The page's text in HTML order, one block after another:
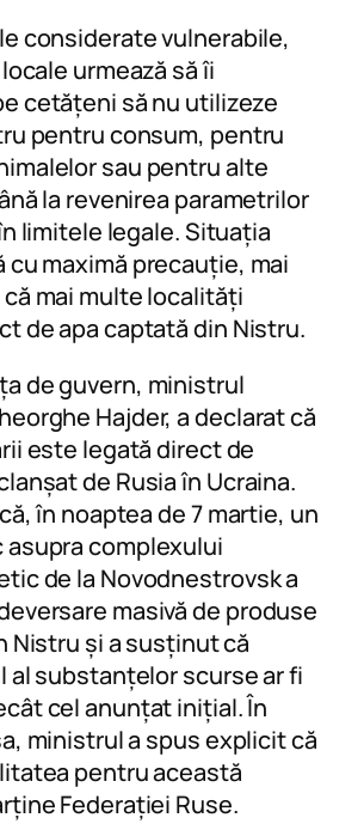
considerate vulnerabile,
urmează să îi
cetățeni să nu utilizeze
pentru consum, pentru
sau pentru alte
la revenirea parametrilor
limitele legale. Situația
maximă precauție, mai
mai multe localități
de apa captată din Nistru.
de guvern, ministrul
Hajder, a declarat că
este legată direct de
de Rusia în Ucraina.
în noaptea de 7 martie, un
complexului
de la Novodnestrovsk a
masivă de produse
Nistru și a susținut că
al substanțelor scurse ar fi
cel anunțat inițial. În
ministrul a spus explicit că
pentru această
Federației Ruse.